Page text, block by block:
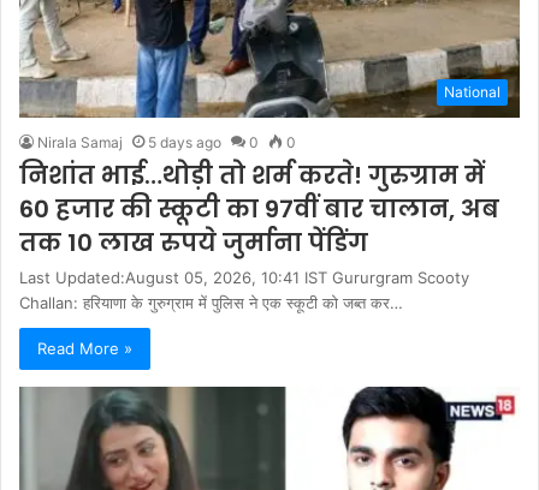
National
Nirala Samaj 5 days ago 0 0
निशांत भाई…थोड़ी तो शर्म करते! गुरुग्राम में
60 हजार की स्कूटी का 97वीं बार चालान, अब
तक 10 लाख रुपये जुर्माना पेंडिंग
Last Updated:August 05, 2026, 10:41 IST Gururgram Scooty
Challan: हरियाणा के गुरुग्राम में पुलिस ने एक स्कूटी को जब्त कर…
Read More »